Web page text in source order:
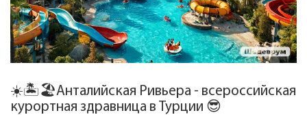
☀️🏝️🏖️Анталийская Ривьера - всероссийская
курортная здравница в Турции 😎